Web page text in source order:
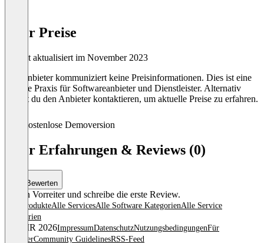
Infer Preise
Zuletzt aktualisiert im November 2023
Der Anbieter kommuniziert keine Preisinformationen. Dies ist eine
übliche Praxis für Softwareanbieter und Dienstleister. Alternativ
kannst du den Anbieter kontaktieren, um aktuelle Preise zu erfahren.
Kostenlose Demoversion
Infer Erfahrungen & Reviews (0)
Bewerten
Sei ein Vorreiter und schreibe die erste Review.
Alle ProdukteAlle ServicesAlle Software KategorienAlle Service
Kategorien
© OMR 2026ImpressumDatenschutzNutzungsbedingungenFür
AnbieterCommunity GuidelinesRSS-Feed